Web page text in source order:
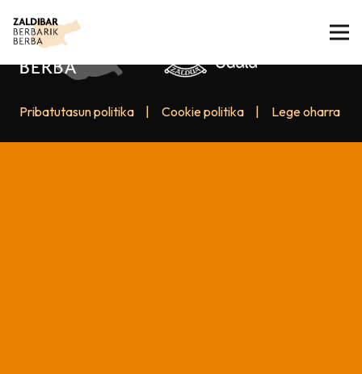
Pribatutasun politika Cookie politika Lege oharra